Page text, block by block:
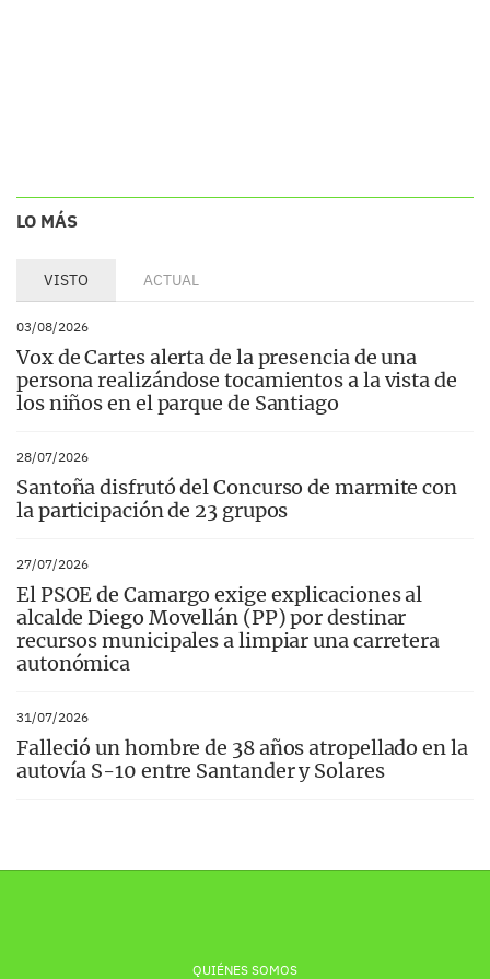
LO MÁS
VISTO ACTUAL
03/08/2026
Vox de Cartes alerta de la presencia de una
persona realizándose tocamientos a la vista de
los niños en el parque de Santiago
28/07/2026
Santoña disfrutó del Concurso de marmite con
la participación de 23 grupos
27/07/2026
El PSOE de Camargo exige explicaciones al
alcalde Diego Movellán (PP) por destinar
recursos municipales a limpiar una carretera
autonómica
31/07/2026
Falleció un hombre de 38 años atropellado en la
autovía S-10 entre Santander y Solares
QUIÉNES SOMOS